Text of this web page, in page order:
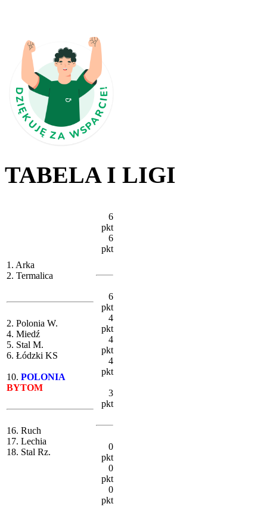
TABELA I LIGI
1. Arka
2. Termalica
2. Polonia W.
4. Miedź
5. Stal M.
6. Łódzki KS
10. POLONIA
BYTOM
16. Ruch
17. Lechia
18. Stal Rz.
6
pkt
6
pkt
6
pkt
4
pkt
4
pkt
4
pkt
3
pkt
0
pkt
0
pkt
0
pkt